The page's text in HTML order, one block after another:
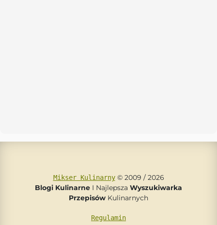
Mikser Kulinarny© 2009 / 2026
Blogi Kulinarne I Najlepsza Wyszukiwarka
Przepisów Kulinarnych
Regulamin